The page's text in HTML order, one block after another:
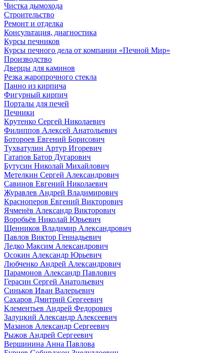
Чистка дымохода
Строительство
Ремонт и отделка
Консультация, диагностика
Курсы печников
Курсы печного дела от компании «Печной Мир»
Производство
Дверцы для каминов
Резка жаропрочного стекла
Панно из кирпича
Фигурный кирпич
Порталы для печей
Печники
Крутенко Сергей Николаевич
Филиппов Алексей Анатольевич
Ботороев Евгений Борисович
Тухватулин Артур Игоревич
Гатапов Батор Дугарович
Бутусин Николай Михайлович
Метелкин Сергей Александрович
Савинов Евгений Николаевич
Журавлев Андрей Владимирович
Красноперов Евгений Викторович
Ячменёв Александр Викторович
Воробьёв Николай Юрьевич
Щенников Владимир Александрович
Павлов Виктор Геннадьевич
Ледко Максим Александрович
Осокин Александр Юрьевич
Любченко Андрей Александрович
Парамонов Александр Павлович
Герасин Сергей Анатольевич
Синьков Иван Валерьевич
Сахаров Дмитрий Сергеевич
Клементьев Андрей Федорович
Залуцкий Александр Алексеевич
Мазанов Александр Сергеевич
Рыжов Андрей Сергеевич
Вершинина Анна Павлова